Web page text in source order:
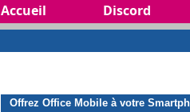
Accueil Discord
Offrez Office Mobile à votre